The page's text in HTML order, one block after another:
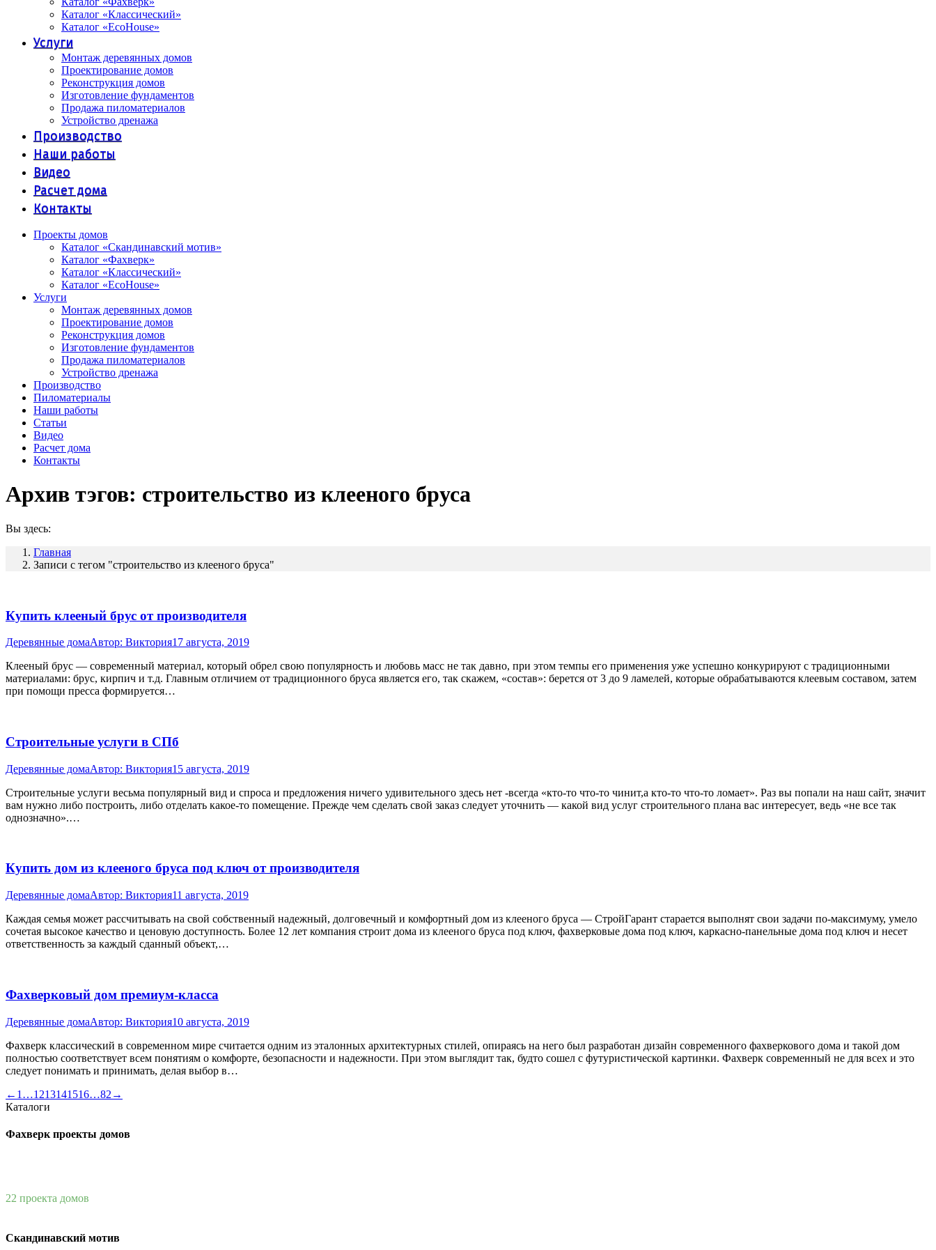
Каталог «Классический»
Каталог «EcoHouse»
Услуги
Монтаж деревянных домов
Проектирование домов
Реконструкция домов
Изготовление фундаментов
Продажа пиломатериалов
Устройство дренажа
Производство
Наши работы
Видео
Расчет дома
Контакты
Проекты домов
Каталог «Скандинавский мотив»
Каталог «Фахверк»
Каталог «Классический»
Каталог «EcoHouse»
Услуги
Монтаж деревянных домов
Проектирование домов
Реконструкция домов
Изготовление фундаментов
Продажа пиломатериалов
Устройство дренажа
Производство
Пиломатериалы
Наши работы
Статьи
Видео
Расчет дома
Контакты
Архив тэгов: строительство из клееного бруса
Вы здесь:
Главная
Записи с тегом "строительство из клееного бруса"
Купить клееный брус от производителя
Деревянные домаАвтор: Виктория17 августа, 2019
Клееный брус — современный материал, который обрел свою популярность и любовь масс не так давно, при этом темпы его применения уже успешно конкурируют с традиционными
материалами: брус, кирпич и т.д. Главным отличием от традиционного бруса является его, так скажем, «состав»: берется от 3 до 9 ламелей, которые обрабатываются клеевым составом, затем
при помощи пресса формируется…
Строительные услуги в СПб
Деревянные домаАвтор: Виктория15 августа, 2019
Строительные услуги весьма популярный вид и спроса и предложения ничего удивительного здесь нет -всегда «кто-то что-то чинит,а кто-то что-то ломает». Раз вы попали на наш сайт, значит
вам нужно либо построить, либо отделать какое-то помещение. Прежде чем сделать свой заказ следует уточнить — какой вид услуг строительного плана вас интересует, ведь «не все так
однозначно».…
Купить дом из клееного бруса под ключ от производителя
Деревянные домаАвтор: Виктория11 августа, 2019
Каждая семья может рассчитывать на свой собственный надежный, долговечный и комфортный дом из клееного бруса — СтройГарант старается выполнят свои задачи по-максимуму, умело
сочетая высокое качество и ценовую доступность. Более 12 лет компания строит дома из клееного бруса под ключ, фахверковые дома под ключ, каркасно-панельные дома под ключ и несет
ответственность за каждый сданный объект,…
Фахверковый дом премиум-класса
Деревянные домаАвтор: Виктория10 августа, 2019
Фахверк классический в современном мире считается одним из эталонных архитектурных стилей, опираясь на него был разработан дизайн современного фахверкового дома и такой дом
полностью соответствует всем понятиям о комфорте, безопасности и надежности. При этом выглядит так, будто сошел с футуристической картинки. Фахверк современный не для всех и это
следует понимать и принимать, делая выбор в…
← 1 …1213141516…82 →
Каталоги
Фахверк проекты домов
22 проекта домов
Скандинавский мотив